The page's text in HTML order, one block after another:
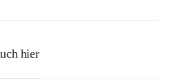
hier